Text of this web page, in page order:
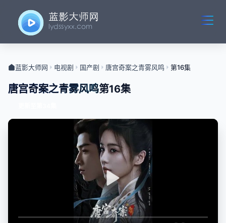
蓝影大师网 电视剧 国产剧 唐宫奇案之青雾风鸣 第16集
唐宫奇案之青雾风鸣第16集